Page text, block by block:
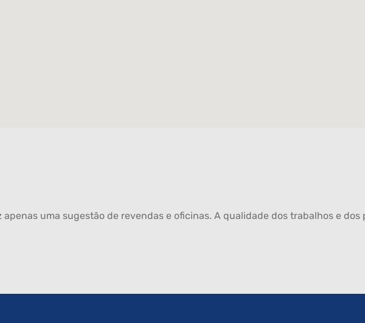
apenas uma sugestão de revendas e oficinas. A qualidade dos trabalhos e